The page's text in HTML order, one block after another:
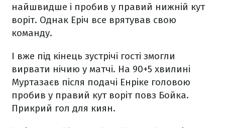
найшвидше і пробив у правий нижній кут
воріт. Однак Еріч все врятував свою
команду.
І вже під кінець зустрічі гості змогли
вирвати нічию у матчі. На 90+5 хвилині
Муртазаєв після подачі Енріке головою
пробив у правий кут воріт повз Бойка.
Прикрий гол для киян.